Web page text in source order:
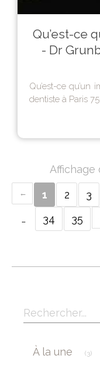
Qu’est-ce
- Dr
Qu’est-ce
dentiste à Paris
Affichage
1 2 3
…
34 35
Rechercher
À la une (3)